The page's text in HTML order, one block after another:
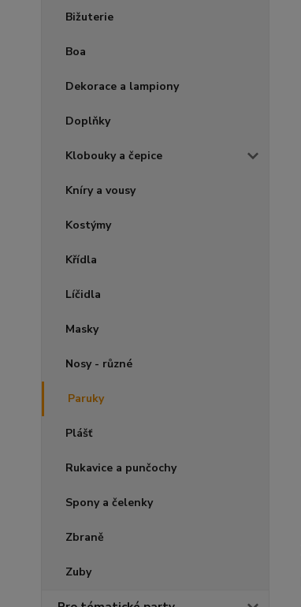
Bižuterie
Boa
Dekorace a lampiony
Doplňky
Klobouky a čepice
Kníry a vousy
Kostýmy
Křídla
Líčidla
Masky
Nosy - různé
Paruky
Plášť
Rukavice a punčochy
Spony a čelenky
Zbraně
Zuby